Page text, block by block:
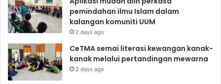
pemindahan ilmu Islam dalam
kalangan komuniti UUM
2 days ago
CeTMA semai literasi kewangan kanak-
kanak melalui pertandingan mewarna
2 days ago